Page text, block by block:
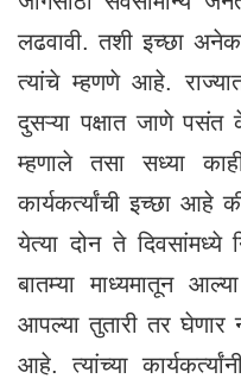
लढवावी. तशी इच्छा
त्यांचे म्हणणे आहे.
दुसऱ्या पक्षात जाणे
म्हणाले तसा सध्या
कार्यकर्त्यांची इच्छा आहे
येत्या दोन ते दिवसांमध्ये
बातम्या माध्यमातून
आपल्या तुतारी तर
आहे. त्यांच्या